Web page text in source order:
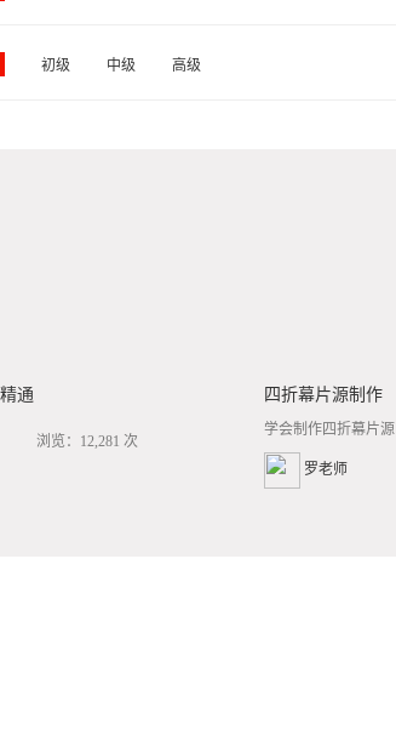
初级 中级 高级
通
浏览：12,281 次
四折幕片源制作
学会制作四折幕片源
罗老师